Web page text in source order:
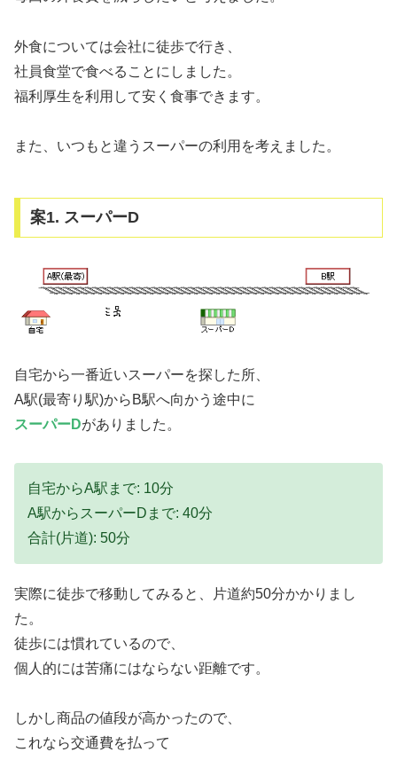
外食については会社に徒歩で行き、
社員食堂で食べることにしました。
福利厚生を利用して安く食事できます。
また、いつもと違うスーパーの利用を考えました。
案1. スーパーD
自宅から一番近いスーパーを探した所、
A駅(最寄り駅)からB駅へ向かう途中に
スーパーDがありました。
自宅からA駅まで: 10分
A駅からスーパーDまで: 40分
合計(片道): 50分
実際に徒歩で移動してみると、片道約50分かかりまし
た。
徒歩には慣れているので、
個人的には苦痛にはならない距離です。
しかし商品の値段が高かったので、
これなら交通費を払って